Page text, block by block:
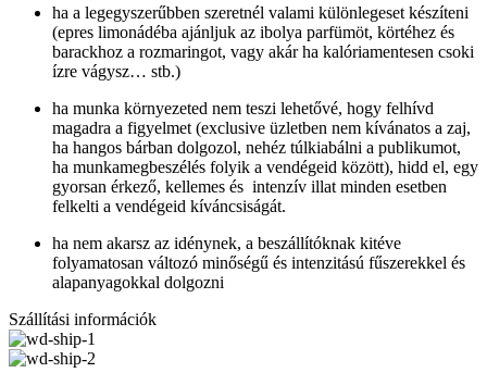
ha a legegyszerűbben szeretnél valami különlegeset készíteni
(epres limonádéba ajánljuk az ibolya parfümöt, körtéhez és
barackhoz a rozmaringot, vagy akár ha kalóriamentesen csoki
ízre vágysz… stb.)
ha munka környezeted nem teszi lehetővé, hogy felhívd
magadra a figyelmet (exclusive üzletben nem kívánatos a zaj,
ha hangos bárban dolgozol, nehéz túlkiabálni a publikumot,
ha munkamegbeszélés folyik a vendégeid között), hidd el, egy
gyorsan érkező, kellemes és intenzív illat minden esetben
felkelti a vendégeid kíváncsiságát.
ha nem akarsz az idénynek, a beszállítóknak kitéve
folyamatosan változó minőségű és intenzitású fűszerekkel és
alapanyagokkal dolgozni
Szállítási információk